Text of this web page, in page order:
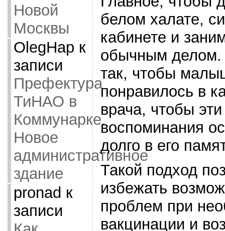
Новой
Москвы
OlegHap к
записи
Префектура
ТиНАО в
Коммунарке.
Новое
административное
здание
pronad к
записи
белом халате,
кабинете и
обычным делом.
так, чтобы
понравилось в
врача, чтобы эти
воспоминания
долго в его
Такой подход
избежать
проблем при
вакцинации и